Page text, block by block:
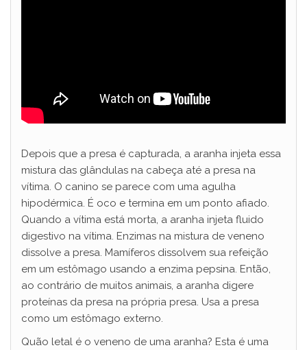
Depois que a presa é capturada, a aranha injeta essa
mistura das glândulas na cabeça até a presa na
vítima. O canino se parece com uma agulha
hipodérmica. É oco e termina em um ponto afiado.
Quando a vítima está morta, a aranha injeta fluido
digestivo na vítima. Enzimas na mistura de veneno
dissolve a presa. Mamíferos dissolvem sua refeição
em um estômago usando a enzima pepsina. Então,
ao contrário de muitos animais, a aranha digere
proteínas da presa na própria presa. Usa a presa
como um estômago externo.
Quão letal é o veneno de uma aranha? Esta é uma